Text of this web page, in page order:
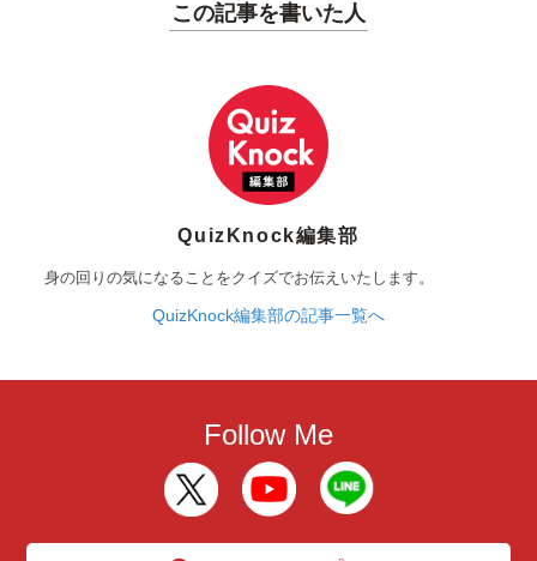
この記事を書いた人
QuizKnock編集部
身の回りの気になることをクイズでお伝えいたします。
QuizKnock編集部の記事一覧へ
Follow Me